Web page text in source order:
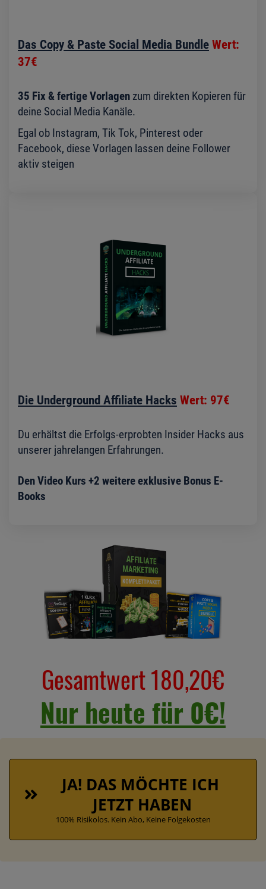
Das Copy & Paste Social Media Bundle Wert:
37€
35 Fix & fertige Vorlagen zum direkten Kopieren für
deine Social Media Kanäle.
Egal ob Instagram, Tik Tok, Pinterest oder
Facebook, diese Vorlagen lassen deine Follower
aktiv steigen
Die Underground Affiliate Hacks Wert: 97€
Du erhältst die Erfolgs-erprobten Insider Hacks aus
unserer jahrelangen Erfahrungen.
Den Video Kurs +2 weitere exklusive Bonus E-
Books
Gesamtwert 180,20€
Nur heute für 0€!
JA! DAS MÖCHTE ICH
JETZT HABEN
100% Risikolos. Kein Abo, Keine Folgekosten